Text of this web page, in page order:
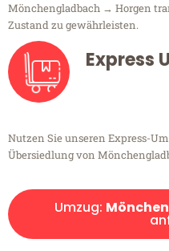
Mönchengladbach → Horgen
Zustand zu gewährleisten.
Express
Nutzen Sie unseren Express-
Übersiedlung von
Umzug: